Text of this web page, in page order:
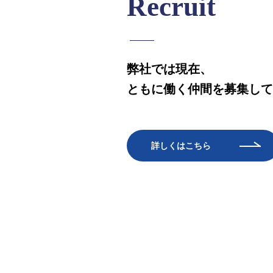
Recruit
弊社では現在、
ともに働く仲間を募集し
詳しくはこちら